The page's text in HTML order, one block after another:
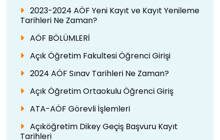
2023-2024 AÖF Yeni Kayıt ve Kayıt Yenileme
Tarihleri Ne Zaman?
AÖF BÖLÜMLERİ
Açık Öğretim Fakultesi Öğrenci Girişi
2024 AÖF Sınav Tarihleri Ne Zaman?
Açık Öğretim Ortaokulu Öğrenci Giriş
ATA-AÖF Görevli İşlemleri
Açıköğretim Dikey Geçiş Başvuru Kayıt
Tarihleri